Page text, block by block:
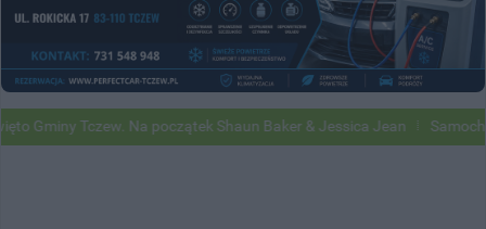
Gminy Tczew. Na początek Shaun Baker & Jessica Jean